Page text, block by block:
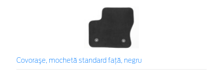
Covoraşe, mochetă standard faţă, negru